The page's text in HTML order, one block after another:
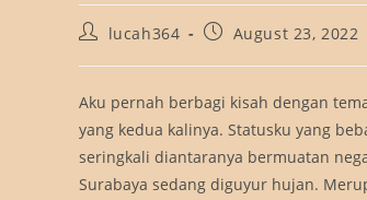
Postlucah364
PostAugust 23, 2022
Aku pernah berbagi kisah dengan
yang kedua kalinya. Statusku yang
seringkali diantaranya bermuatan
Surabaya sedang diguyur hujan.